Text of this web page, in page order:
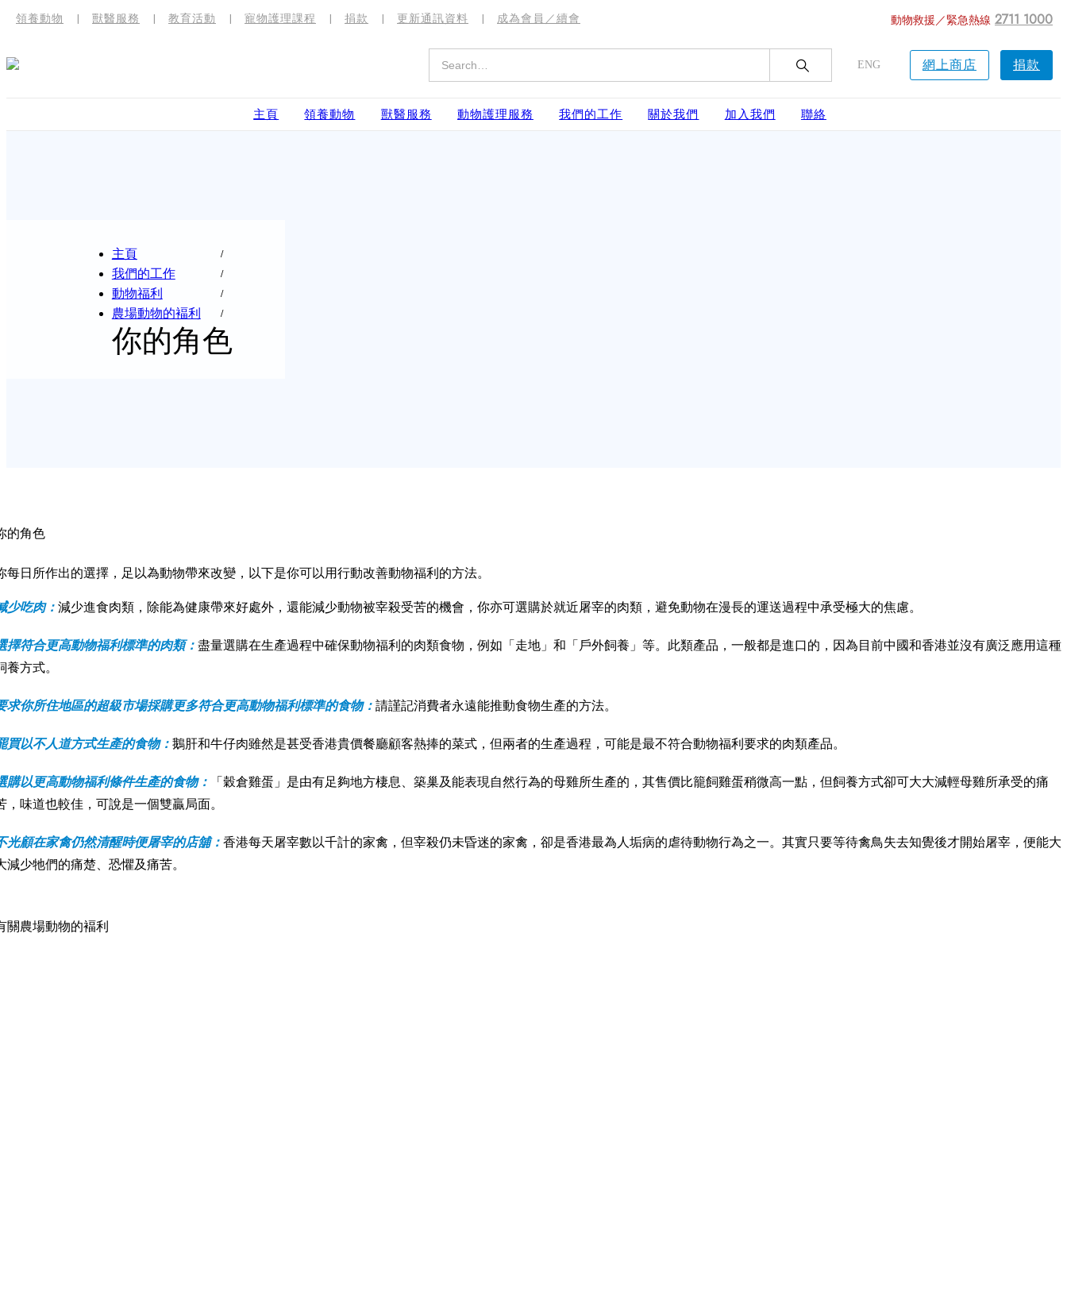
領養動物 獸醫服務 教育活動 寵物護理課程 捐款 更新通訊資料 成為會員／續會 動物救援／緊急熱線 2711 1000
ENG 網上商店 捐款
主頁 領養動物 獸醫服務 動物護理服務 我們的工作 關於我們 加入我們 聯絡
主頁
我們的工作
動物福利
農場動物的褔利
你的角色
的角色
每日所作出的選擇，足以為動物帶來改變，以下是你可以用行動改善動物福利的方法。
少吃肉： 減少進食肉類，除能為健康帶來好處外，還能減少動物被宰殺受苦的機會，你亦可選購於就近屠宰的肉類，避免動物在漫長的運送過程中承受極大的焦慮。
擇符合更高動物福利標準的肉類： 盡量選購在生產過程中確保動物福利的肉類食物，例如「走地」和「戶外飼養」等。此類產品，一般都是進口的，因為目前中國和香港並沒有廣泛應用這種
養方式。
求你所住地區的超級市場採購更多符合更高動物福利標準的食物： 請謹記消費者永遠能推動食物生產的方法。
買以不人道方式生產的食物： 鵝肝和牛仔肉雖然是甚受香港貴價餐廳顧客熱捧的菜式，但兩者的生產過程，可能是最不符合動物福利要求的肉類產品。
購以更高動物福利條件生產的食物：
「穀倉雞蛋」是由有足夠地方棲息、築巢及能表現自然行為的母雞所生產的，其售價比籠飼雞蛋稍微高一點，但飼養方式卻可大大減輕母雞所承受的痛
，味道也較佳，可說是一個雙贏局面。
光顧在家禽仍然清醒時便屠宰的店舖： 香港每天屠宰數以千計的家禽，但宰殺仍未昏迷的家禽，卻是香港最為人垢病的虐待動物行為之一。其實只要等待禽鳥失去知覺後才開始屠宰，便能大
減少牠們的痛楚、恐懼及痛苦。
關農場動物的褔利